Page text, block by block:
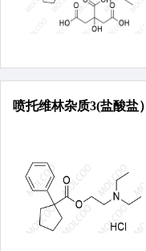
喷托维林杂质3(盐酸盐）